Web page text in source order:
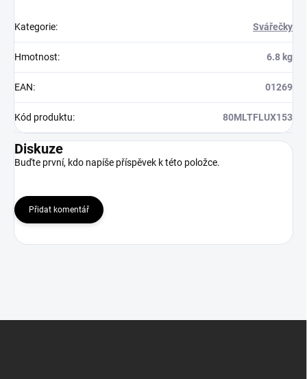
Kategorie: Svářečky
Hmotnost: 6.8 kg
EAN: 01269
Kód produktu: 80MLTFLUX153
Diskuze
Buďte první, kdo napíše příspěvek k této položce.
Přidat komentář